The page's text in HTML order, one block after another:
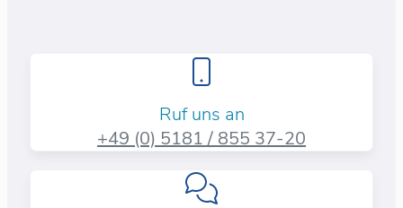
Ruf uns an
+49 (0) 5181 / 855 37-20​